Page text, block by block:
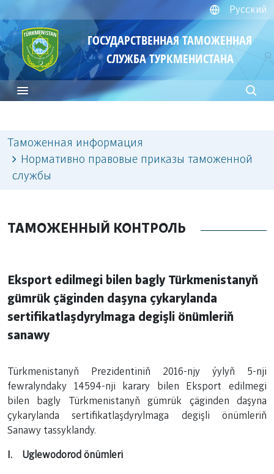
Русский
ГОСУДАРСТВЕННАЯ ТАМОЖЕННАЯ
СЛУЖБА ТУРКМЕНИСТАНА
Таможенная информация
Нормативно правовые приказы таможенной
службы
ТАМОЖЕННЫЙ КОНТРОЛЬ
Eksport edilmegi bilen bagly Türkmenistanyň
gümrük çäginden daşyna çykarylanda
sertifikatlaşdyrylmaga degişli önümleriň
sanawy
Türkmenistanyň Prezidentiniň 2016-njy ýylyň 5-nji
fewralyndaky 14594-nji karary bilen Eksport edilmegi
bilen bagly Türkmenistanyň gümrük çäginden daşyna
çykarylanda sertifikatlaşdyrylmaga degişli önümleriň
Sanawy tassyklandy.
I. Uglewodorod önümleri